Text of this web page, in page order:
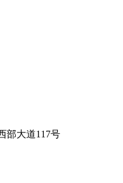
部大道117号